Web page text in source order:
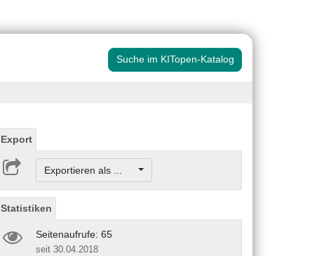
Suche im KITopen-Katalog
Export
Exportieren als ...
Statistiken
Seitenaufrufe: 65
seit 30.04.2018